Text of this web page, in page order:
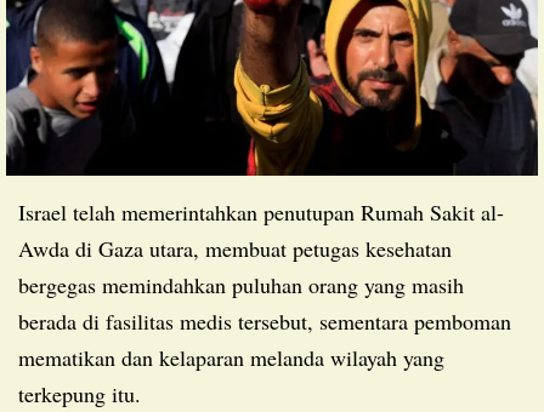
Israel telah memerintahkan penutupan Rumah Sakit al-
Awda di Gaza utara, membuat petugas kesehatan
bergegas memindahkan puluhan orang yang masih
berada di fasilitas medis tersebut, sementara pemboman
mematikan dan kelaparan melanda wilayah yang
terkepung itu.